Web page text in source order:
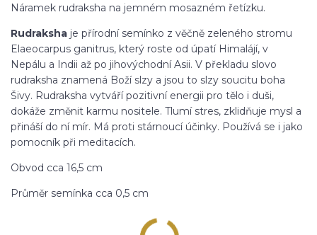
Náramek rudraksha na jemném mosazném řetízku.
Rudraksha je přírodní semínko z věčně zeleného stromu
Elaeocarpus ganitrus, který roste od úpatí Himalájí, v
Nepálu a Indii až po jihovýchodní Asii. V překladu slovo
rudraksha znamená Boží slzy a jsou to slzy soucitu boha
Šivy. Rudraksha vytváří pozitivní energii pro tělo i duši,
dokáže změnit karmu nositele. Tlumí stres, zklidňuje mysl a
přináší do ní mír. Má proti stárnoucí účinky. Používá se i jako
pomocník při meditacích.
Obvod cca 16,5 cm
Průměr semínka cca 0,5 cm